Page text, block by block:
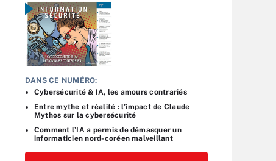
DANS CE NUMÉRO:
Cybersécurité & IA, les amours contrariés
Entre mythe et réalité : l’impact de Claude
Mythos sur la cybersécurité
Comment l’IA a permis de démasquer un
informaticien nord-coréen malveillant